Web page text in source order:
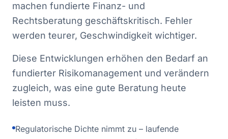
machen fundierte Finanz- und
Rechtsberatung geschäftskritisch. Fehler
werden teurer, Geschwindigkeit wichtiger.
Diese Entwicklungen erhöhen den Bedarf an
fundierter Risikomanagement und verändern
zugleich, was eine gute Beratung heute
leisten muss.
Regulatorische Dichte nimmt zu – laufende